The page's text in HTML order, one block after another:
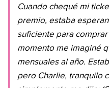
Cuando chequé mi
premio, estaba
suficiente para
momento me imaginé
mensuales al año.
pero Charlie, tranquilo